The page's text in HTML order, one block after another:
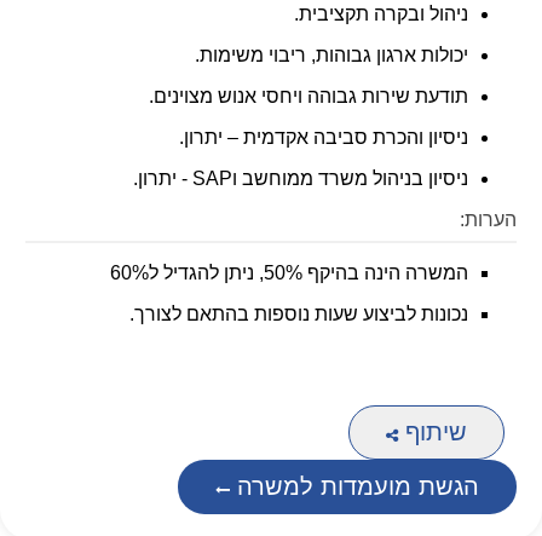
ניהול ובקרה תקציבית.
יכולות ארגון גבוהות, ריבוי משימות.
תודעת שירות גבוהה ויחסי אנוש מצוינים.
ניסיון והכרת סביבה אקדמית – יתרון.
ניסיון בניהול משרד ממוחשב וSAP - יתרון.
הערות:
המשרה הינה בהיקף 50%, ניתן להגדיל ל60%
נכונות לביצוע שעות נוספות בהתאם לצורך.
שיתוף
הגשת מועמדות למשרה